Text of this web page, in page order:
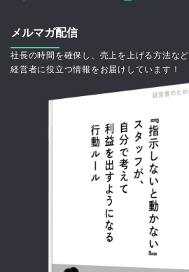
メルマガ配信
社長の時間を確保し、売上を上げる方法など
経営者に役立つ情報をお届けしています！